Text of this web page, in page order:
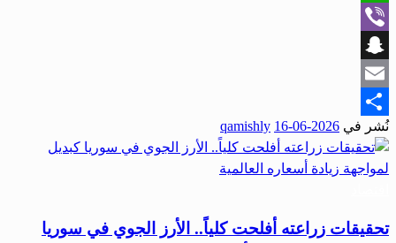
WhatsApp
Viber
Snapchat
Email
Share
نُشر في 2026-06-16
qamishly
تحقيقات زراعته أفلحت كلياً.. الأرز الجوي في سوريا